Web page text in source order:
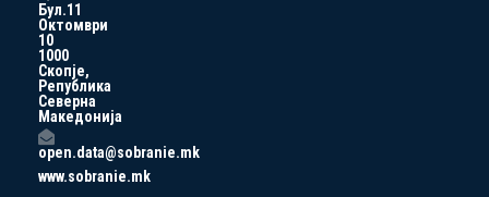
Бул.11
Октомври
10
1000
Скопје,
Република
Северна
Македонија
open.data@sobranie.mk
www.sobranie.mk